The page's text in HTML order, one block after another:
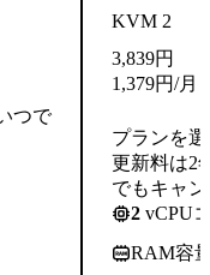
つで
KVM 2
3,839円
1,379円/月
プランを
更新料は2
でもキャ
2 vCPU
RAM容